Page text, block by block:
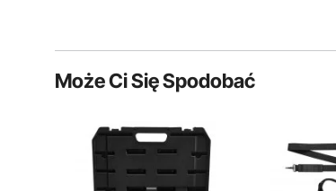
Może Ci Się Spodobać